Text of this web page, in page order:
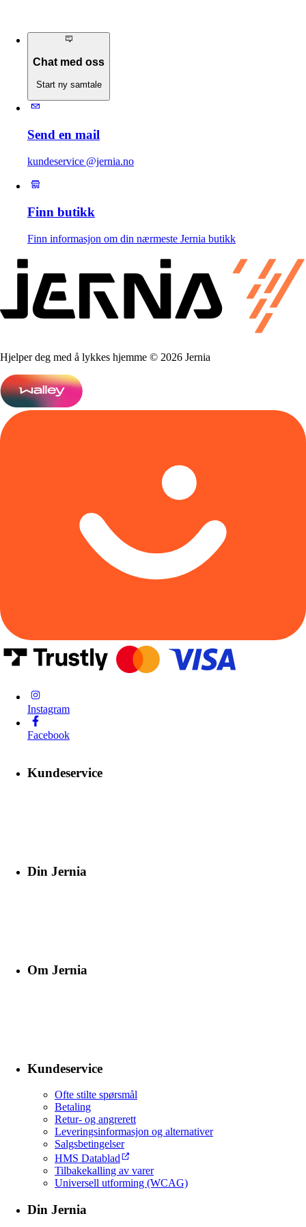
Chat med oss
Start ny samtale
Send en mail
kundeservice @jernia.no
Finn butikk
Finn informasjon om din nærmeste Jernia butikk
Hjelper deg med å lykkes hjemme © 2026 Jernia
Instagram
Facebook
Kundeservice
Din Jernia
Om Jernia
Kundeservice
Ofte stilte spørsmål
Betaling
Retur- og angrerett
Leveringsinformasjon og alternativer
Salgsbetingelser
HMS Datablad
Tilbakekalling av varer
Universell utforming (WCAG)
Din Jernia